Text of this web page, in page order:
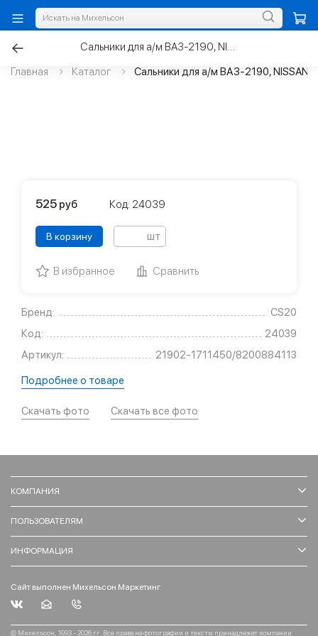
Главная Каталог Сальники для а/м ВАЗ-2190, NISSAN,
Бренд:
CS20
Код:
24039
Артикул:
21902-1711450/8200884113
Подробнее о товаре
Скачать фото Скачать все фото
525 руб Код: 24039
В корзину шт
В избранное Сравнить
КОМПАНИЯ
ПОЛЬЗОВАТЕЛЯМ
ИНФОРМАЦИЯ
Сайт выполнен Михельсон Маркетинг
© Михельсон, 1993 - 2026 гг. Все права на фотографии и тексты принадлежат компании